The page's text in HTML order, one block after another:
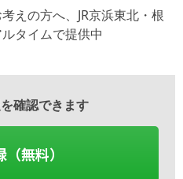
えの方へ、JR京浜東北・根
タイムで提供中
確認できます
無料）